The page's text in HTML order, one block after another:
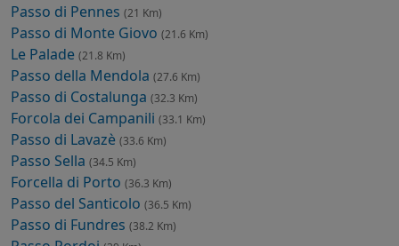
Passo di Pennes (21 Km)
Passo di Monte Giovo (21.6 Km)
Le Palade (21.8 Km)
Passo della Mendola (27.6 Km)
Passo di Costalunga (32.3 Km)
Forcola dei Campanili (33.1 Km)
Passo di Lavazè (33.6 Km)
Passo Sella (34.5 Km)
Forcella di Porto (36.3 Km)
Passo del Santicolo (36.5 Km)
Passo di Fundres (38.2 Km)